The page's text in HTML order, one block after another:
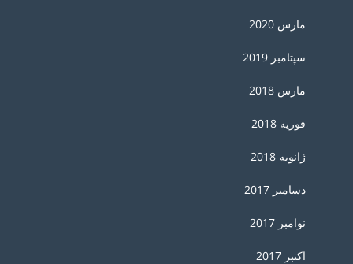
مارس 2020
سپتامبر 2019
مارس 2018
فوریه 2018
ژانویه 2018
دسامبر 2017
نوامبر 2017
اکتبر 2017